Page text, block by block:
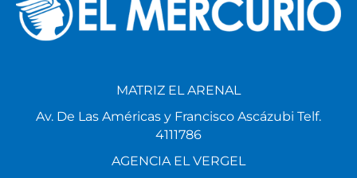
MATRIZ EL ARENAL
Av. De Las Américas y Francisco Ascázubi Telf.
4111786
AGENCIA EL VERGEL